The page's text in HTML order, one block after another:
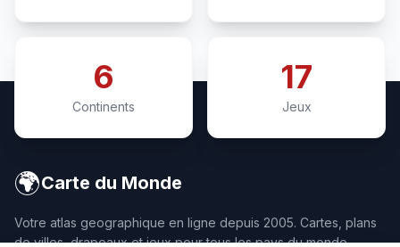
6
Continents
17
Jeux
🌍Carte du Monde
Votre atlas geographique en ligne depuis 2005. Cartes, plans
de villes, drapeaux et jeux pour tous les pays du monde.